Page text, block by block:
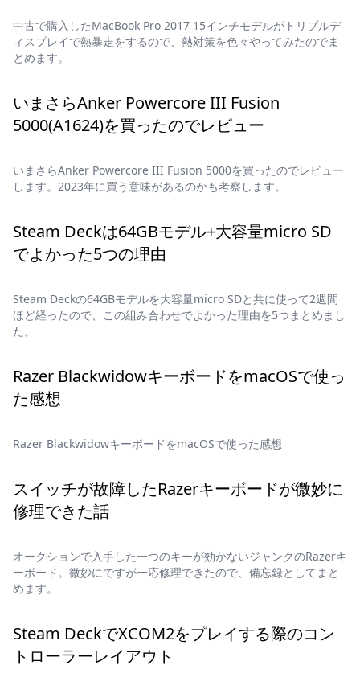
中古で購入したMacBook Pro 2017 15インチモデルがトリプルデ
ィスプレイで熱暴走をするので、熱対策を色々やってみたのでま
とめます。
いまさらAnker Powercore III Fusion
5000(A1624)を買ったのでレビュー
いまさらAnker Powercore III Fusion 5000を買ったのでレビュー
します。2023年に買う意味があるのかも考察します。
Steam Deckは64GBモデル+大容量micro SD
でよかった5つの理由
Steam Deckの64GBモデルを大容量micro SDと共に使って2週間
ほど経ったので、この組み合わせでよかった理由を5つまとめまし
た。
Razer BlackwidowキーボードをmacOSで使っ
た感想
Razer BlackwidowキーボードをmacOSで使った感想
スイッチが故障したRazerキーボードが微妙に
修理できた話
オークションで入手した一つのキーが効かないジャンクのRazerキ
ーボード。微妙にですが一応修理できたので、備忘録としてまと
めます。
Steam DeckでXCOM2をプレイする際のコン
トローラーレイアウト